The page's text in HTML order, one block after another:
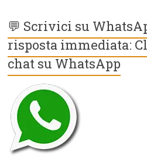
💬 Scrivici su
risposta immediata:
chat su WhatsApp